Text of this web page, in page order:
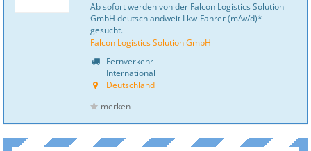
Ab sofort werden von der Falcon Logistics Solution
GmbH deutschlandweit Lkw-Fahrer (m/w/d)*
gesucht.
Falcon Logistics Solution GmbH
Fernverkehr
International
Deutschland
merken